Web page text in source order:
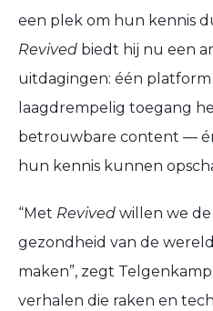
een plek om hun kennis
Revived biedt hij nu een
uitdagingen: één
laagdrempelig toegang
betrouwbare content —
hun kennis kunnen
“Met Revived willen we
gezondheid van de
maken”, zegt
verhalen die raken en